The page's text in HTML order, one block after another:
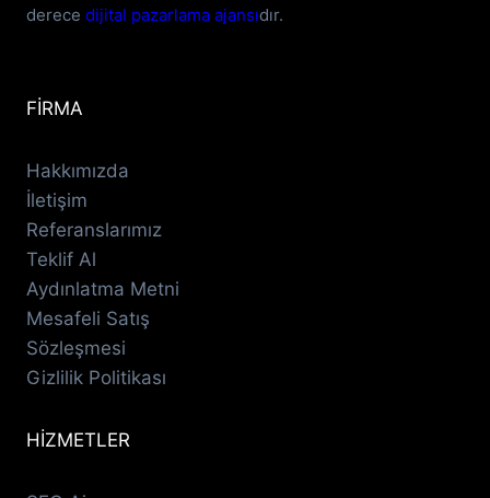
derece dijital pazarlama ajansıdır.
FİRMA
Hakkımızda
İletişim
Referanslarımız
Teklif Al
Aydınlatma Metni
Mesafeli Satış
Sözleşmesi
Gizlilik Politikası
HİZMETLER